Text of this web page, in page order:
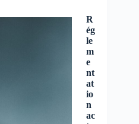
R
ég
le
m
e
nt
at
io
n
ac